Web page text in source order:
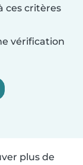
ces critères
vérification
plus de